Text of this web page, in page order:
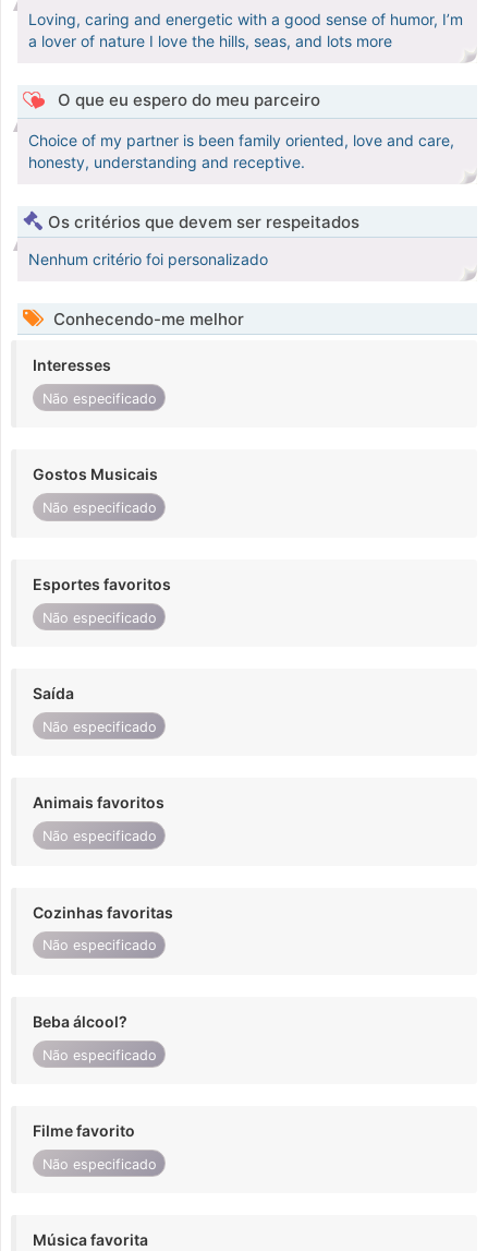
Loving, caring and energetic with a good sense of humor, I’m
a lover of nature I love the hills, seas, and lots more
O que eu espero do meu parceiro
Choice of my partner is been family oriented, love and care,
honesty, understanding and receptive.
Os critérios que devem ser respeitados
Nenhum critério foi personalizado
Conhecendo-me melhor
Interesses
Não especificado
Gostos Musicais
Não especificado
Esportes favoritos
Não especificado
Saída
Não especificado
Animais favoritos
Não especificado
Cozinhas favoritas
Não especificado
Beba álcool?
Não especificado
Filme favorito
Não especificado
Música favorita